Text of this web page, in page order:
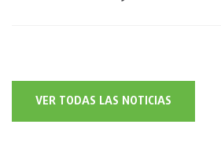
VER TODAS LAS NOTICIAS